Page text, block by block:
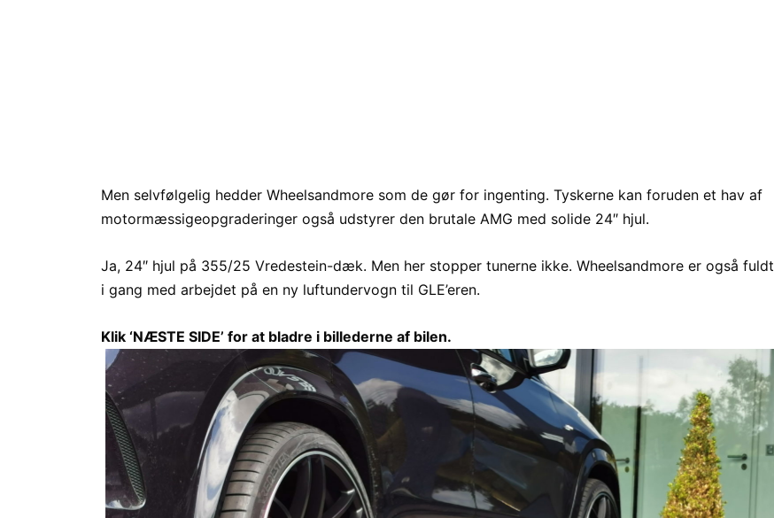
Men selvfølgelig hedder Wheelsandmore som de gør for ingenting. Tyskerne kan foruden et hav af
motormæssigeopgraderinger også udstyrer den brutale AMG med solide 24″ hjul.
Ja, 24″ hjul på 355/25 Vredestein-dæk. Men her stopper tunerne ikke. Wheelsandmore er også fuldt
i gang med arbejdet på en ny luftundervogn til GLE’eren.
Klik ‘NÆSTE SIDE’ for at bladre i billederne af bilen.